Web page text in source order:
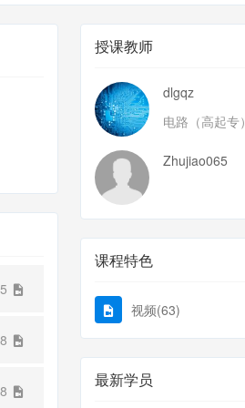
授课教师
dlgqz
电路（高起专）
Zhujiao065
课程特色
视频(63)
最新学员